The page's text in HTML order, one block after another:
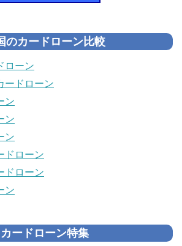
のカードローン比較
ローン
ードローン
ン
ン
ン
ドローン
ドローン
ン
カードローン特集